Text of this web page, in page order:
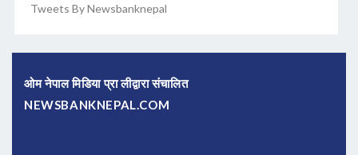
Tweets By Newsbanknepal
ओम नेपाल मिडिया प्रा लीद्वारा संचालित
NEWSBANKNEPAL.COM